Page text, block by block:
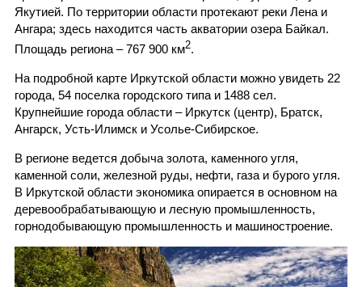
Якутией. По территории области протекают реки Лена и
Ангара; здесь находится часть акватории озера Байкал.
Площадь региона – 767 900 км2.
На подробной карте Иркутской области можно увидеть 22
города, 54 поселка городского типа и 1488 сел.
Крупнейшие города области – Иркутск (центр), Братск,
Ангарск, Усть-Илимск и Усолье-Сибирское.
В регионе ведется добыча золота, каменного угля,
каменной соли, железной руды, нефти, газа и бурого угля.
В Иркутской области экономика опирается в основном на
деревообрабатывающую и лесную промышленность,
горнодобывающую промышленность и машиностроение.